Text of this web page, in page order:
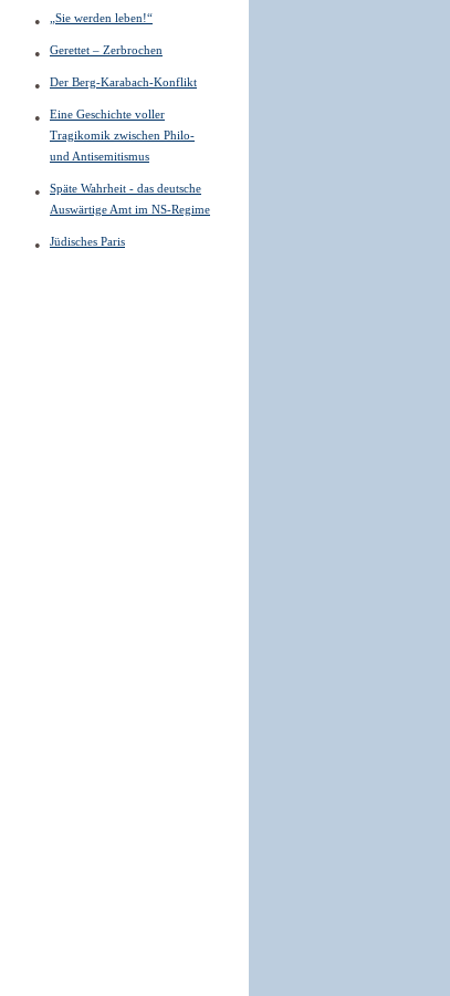
„Sie werden leben!“
Gerettet – Zerbrochen
Der Berg-Karabach-Konflikt
Eine Geschichte voller
Tragikomik zwischen Philo-
und Antisemitismus
Späte Wahrheit - das deutsche
Auswärtige Amt im NS-Regime
Jüdisches Paris